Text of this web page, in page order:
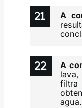
A
A
agua.